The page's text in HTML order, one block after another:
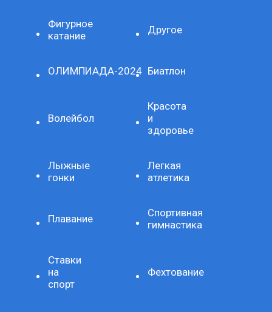
Фигурное
катание
Другое
ОЛИМПИАДА-2024 Биатлон
Волейбол
Красота
и
здоровье
Лыжные
гонки
Легкая
атлетика
Плавание
Спортивная
гимнастика
Ставки
на
спорт
Фехтование